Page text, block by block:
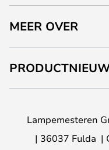
MEER OVER
Lampemesteren
36037 Fulda